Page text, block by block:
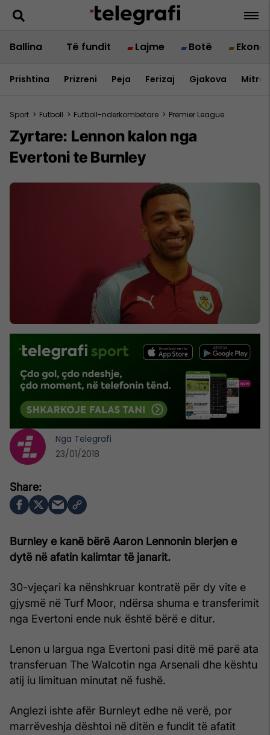
Ballina Të fundit Lajme Botë
Prishtina Prizreni Peja Ferizaj Gjakova
Sport > Futboll > Futboll-nderkombetare > Premier League
Zyrtare: Lennon kalon nga
Evertoni te Burnley
Burnley e kanë bërë Aaron Lennonin blerjen e
dytë në afatin kalimtar të janarit.
30-vjeçari ka nënshkruar kontratë për dy vite e
gjysmë në Turf Moor, ndërsa shuma e transferimit
nga Evertoni ende nuk është bërë e ditur.
Lenon u largua nga Evertoni pasi ditë më parë ata
transferuan The Walcotin nga Arsenali dhe kështu
atij iu limituan minutat në fushë.
Anglezi ishte afër Burnleyt edhe në verë, por
marrëveshja dështoi në ditën e fundit të afatit
Nga Telegrafi
23/01/2018